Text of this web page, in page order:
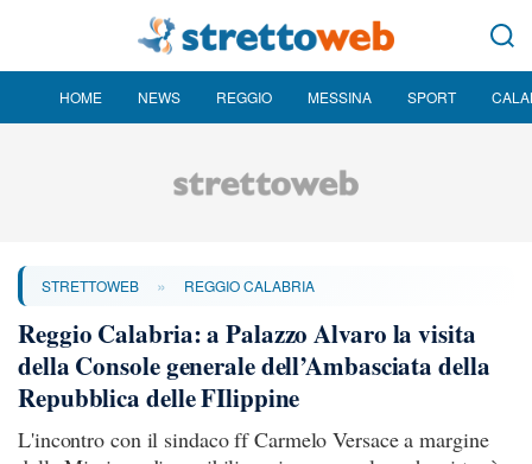
HOME NEWS REGGIO MESSINA SPORT
STRETTOWEB » REGGIO CALABRIA
Reggio Calabria: a Palazzo Alvaro la visita
della Console generale dell’Ambasciata della
Repubblica delle FIlippine
L'incontro con il sindaco ff Carmelo Versace a margine